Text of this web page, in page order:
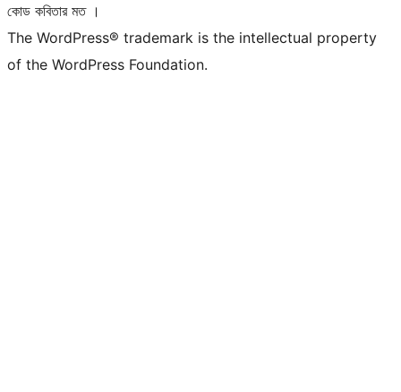
কোড কবিতার মত ।
The WordPress® trademark is the intellectual property
of the WordPress Foundation.